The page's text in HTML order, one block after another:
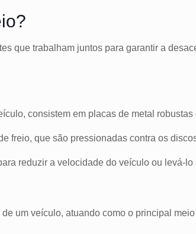
que trabalham juntos para garantir a
consistem em placas de metal
freio, que são pressionadas contra os
reduzir a velocidade do veículo ou levá-
um veículo, atuando como o principal